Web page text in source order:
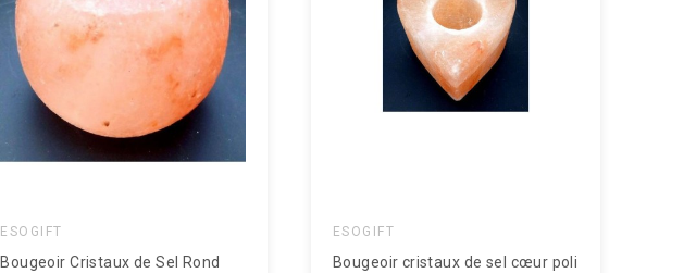
ESOGIFT
Bougeoir Cristaux de Sel Rond
ESOGIFT
Bougeoir cristaux de sel cœur poli